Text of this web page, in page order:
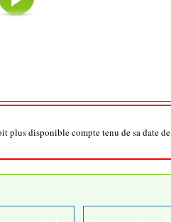
plus disponible compte tenu de sa date de